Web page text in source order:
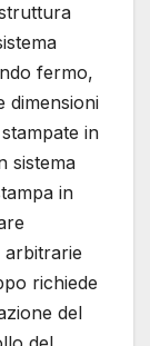
fermo,
dimensioni
in
sistema
in
richiede
del